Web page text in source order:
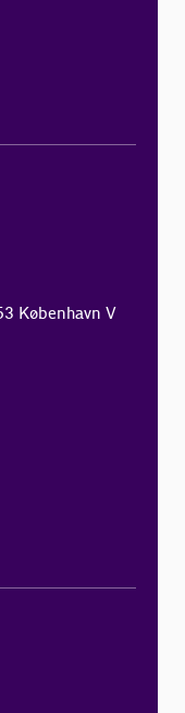
København V